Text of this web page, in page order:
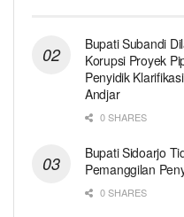
Bupati Subandi
Korupsi Proyek
Penyidik
Andjar
0 SHARES
Bupati Sidoarjo
Pemanggilan
0 SHARES